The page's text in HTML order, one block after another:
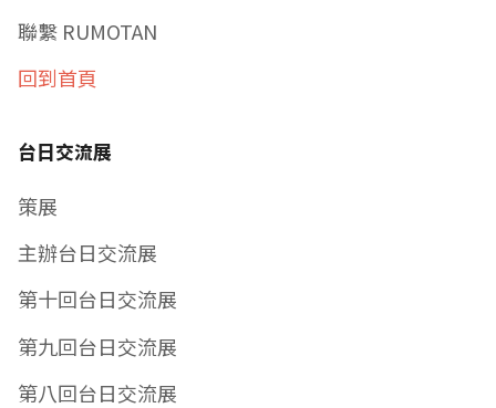
聯繫 RUMOTAN
回到首頁
台日交流展
策展
主辦台日交流展
第十回台日交流展
第九回台日交流展
第八回台日交流展